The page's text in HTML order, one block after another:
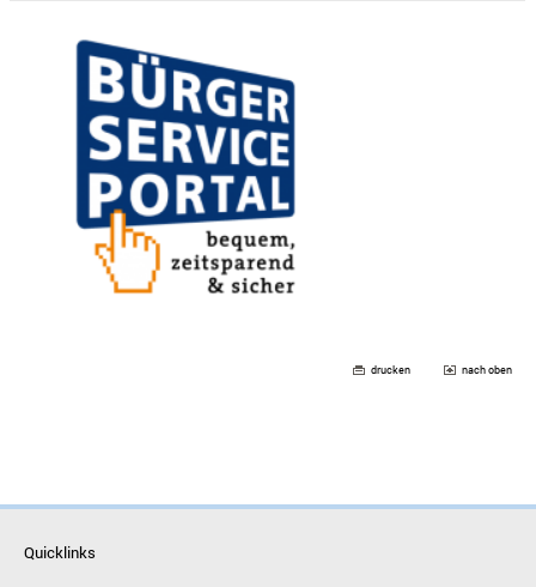
drucken nach oben
Quicklinks